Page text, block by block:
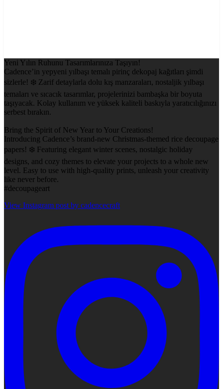
Yeni Yılın Ruhunu Tasarımlarınıza Taşıyın!
Cadence’in yepyeni yılbaşı temalı pirinç dekopaj kağıtları şimdi
sizlerle! ❄️ Zarif detaylarla dolu kış manzaraları, nostaljik yılbaşı
temaları ve sıcacık tasarımlar, projelerinizi bambaşka bir boyuta
taşıyacak. Kolay kullanım ve yüksek kaliteli baskıyla yaratıcılığınızı
serbest bırakın.
Bring the Spirit of New Year to Your Creations!
Introducing Cadence’s brand-new Christmas-themed rice decoupage
papers! ❄️ Featuring elegant winter scenes, nostalgic holiday
designs, and cozy themes to elevate your projects to a whole new
level. Easy to use with high-quality prints, unleash your creativity
like never before.
#decoupageart
View Instagram post by cadencecraft